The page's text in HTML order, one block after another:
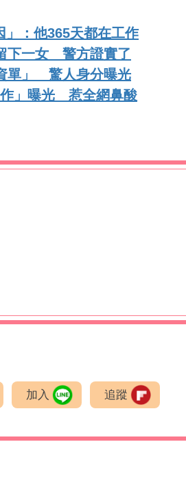
」：他365天都在工作
下一女 警方證實了
單」 驚人身分曝光
作」曝光 惹全網鼻酸
加入 追蹤